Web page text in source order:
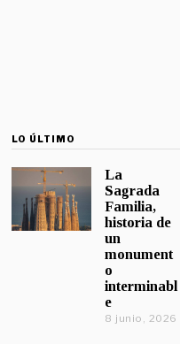
LO ÚLTIMO
La
Sagrada
Familia,
historia de
un
monument
o
interminabl
e
8 junio, 2026